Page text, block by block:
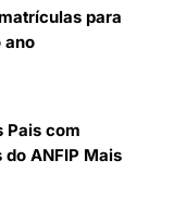
para
ano
Pais com
ANFIP Mais